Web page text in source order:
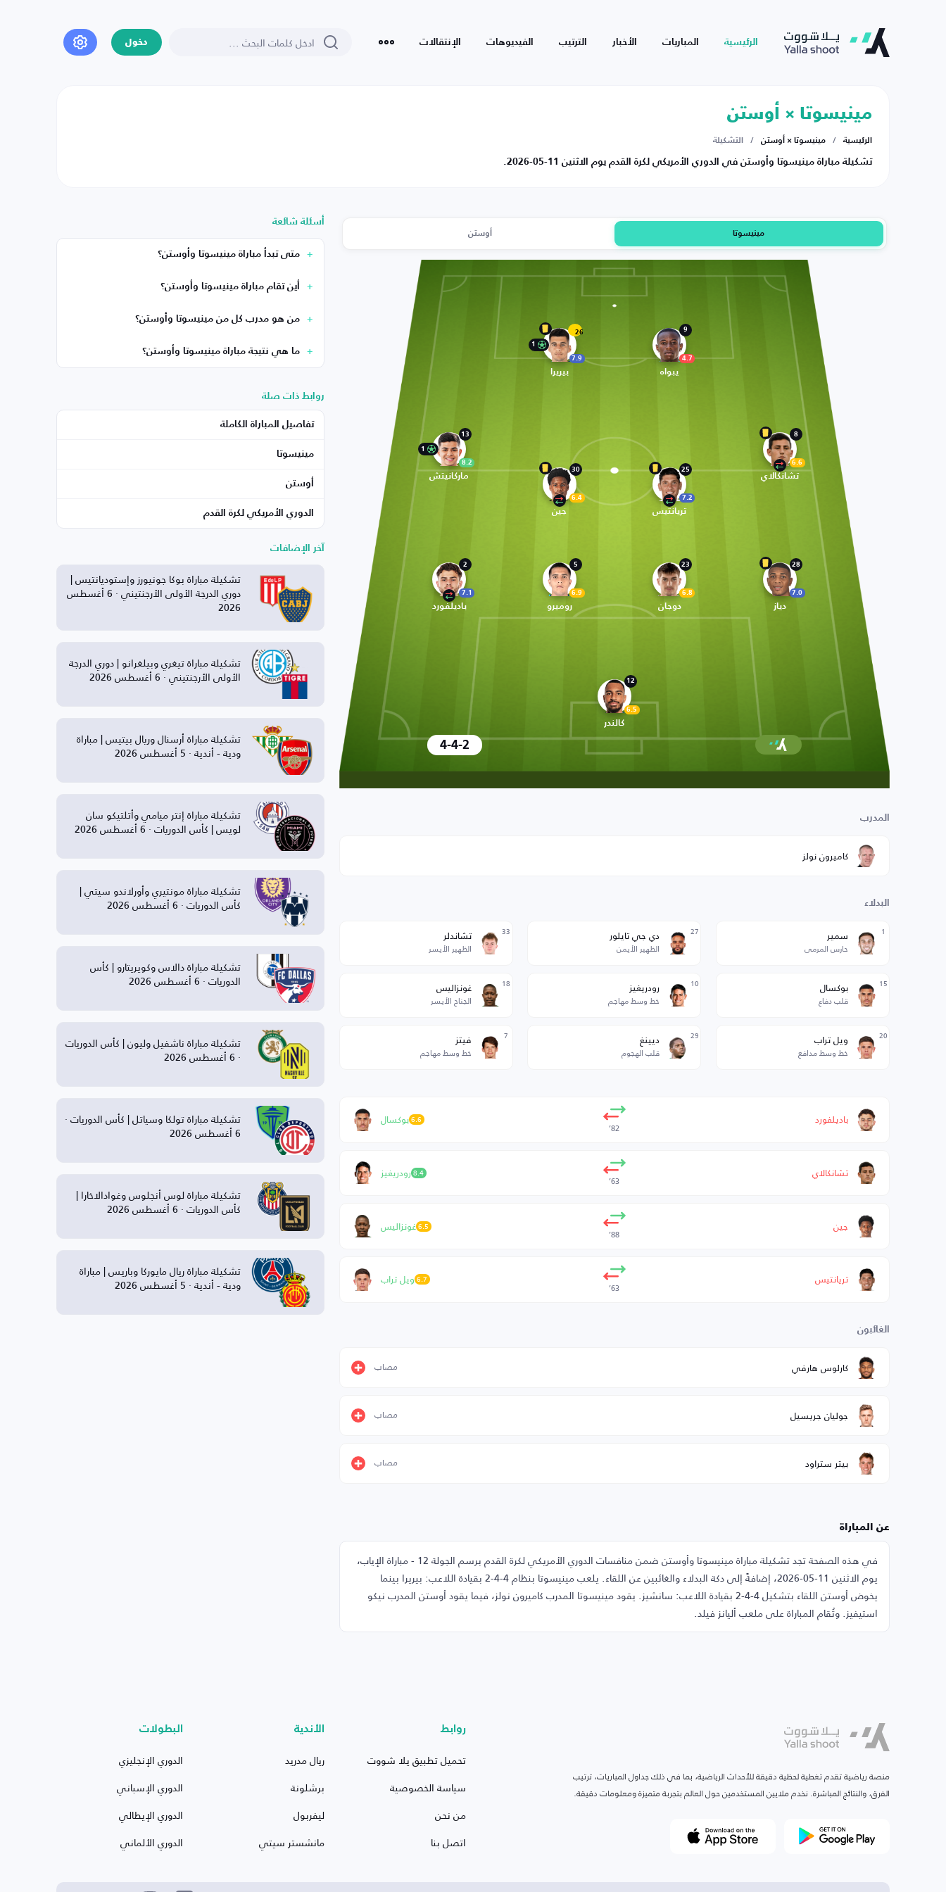
الرئيسية المباريات الأخبار الترتيب الفيديوهات الإنتقالات دخول
مينيسوتا × أوستن
الرئيسية / مينيسوتا × أوستن / التشكيلة
تشكيلة مباراة مينيسوتا وأوستن في الدوري الأمريكي لكرة القدم يوم الاثنين 11-05-2026.
مينيسوتا أوستن
26
7.9
1
بيريرا
9
4.7
يبواه
13
8.2
1
ماركانيتش
30
6.4
جين
25
7.2
تريانتيس
8
6.6
تشانكالاي
2
7.1
باديلفورد
5
6.9
روميرو
23
6.8
دوجان
28
7.0
دياز
12
6.5
كالندر
4-4-2
المدرب
كاميرون نولز
البدلاء
1 سمير
حارس المرمى
27 دي جي تايلور
الظهير الأيمن
33 تشاندلر
الظهير الأيسر
15 بوكسال
قلب دفاع
10 رودريغيز
خط وسط مهاجم
18 غونزاليس
الجناح الأيسر
20 ويل تراب
خط وسط مدافع
29 ديينغ
قلب الهجوم
7 فيتز
خط وسط مهاجم
باديلفورد 82’ بوكسال6.6
تشانكالاي 63’ رودريغيز 8.4
جين 88’ غونزاليس6.5
تريانتيس 63’ ويل تراب 6.7
الغائبون
كارلوس هارفي مصاب
جوليان جريسيل مصاب
بيتر ستراود مصاب
عن المباراة
في هذه الصفحة تجد تشكيلة مباراة مينيسوتا وأوستن ضمن منافسات الدوري الأمريكي لكرة القدم برسم الجولة 12 - مباراة الإياب،
يوم الاثنين 11-05-2026، إضافةً إلى دكة البدلاء والغائبين عن اللقاء. يلعب مينيسوتا بنظام 4-4-2 بقيادة اللاعب: بيريرا بينما
يخوض أوستن اللقاء بتشكيل 4-4-2 بقيادة اللاعب: سانشيز. يقود مينيسوتا المدرب كاميرون نولز، فيما يقود أوستن المدرب نيكو
استيفيز. وتُقام المباراة على ملعب أليانز فيلد.
أسئلة شائعة
متى تبدأ مباراة مينيسوتا وأوستن؟
أين تقام مباراة مينيسوتا وأوستن؟
من هو مدرب كل من مينيسوتا وأوستن؟
ما هي نتيجة مباراة مينيسوتا وأوستن؟
روابط ذات صلة
تفاصيل المباراة الكاملة
مينيسوتا
أوستن
الدوري الأمريكي لكرة القدم
آخر الإضافات
تشكيلة مباراة بوكا جونيورز وإستوديانتيس |
دوري الدرجة الأولى الأرجنتيني · 6 أغسطس
2026
تشكيلة مباراة تيغري وبيلغرانو | دوري الدرجة
الأولى الأرجنتيني · 6 أغسطس 2026
تشكيلة مباراة أرسنال وريال بيتيس | مباراة
ودية - أندية · 5 أغسطس 2026
تشكيلة مباراة إنتر ميامي وأتلتيكو سان
لويس | كأس الدوريات · 6 أغسطس 2026
تشكيلة مباراة مونتيري وأورلاندو سيتي |
كأس الدوريات · 6 أغسطس 2026
تشكيلة مباراة دالاس وكويريتارو | كأس
الدوريات · 6 أغسطس 2026
تشكيلة مباراة ناشفيل وليون | كأس الدوريات
· 6 أغسطس 2026
تشكيلة مباراة تولكا وسياتل | كأس الدوريات ·
6 أغسطس 2026
تشكيلة مباراة لوس أنجلوس وغوادالاخارا |
كأس الدوريات · 6 أغسطس 2026
تشكيلة مباراة ريال مايوركا وباريس | مباراة
ودية - أندية · 5 أغسطس 2026
منصة رياضية تقدم تغطية لحظية دقيقة للأحداث الرياضية، بما في ذلك جداول المباريات، ترتيب
الفرق، والنتائج المباشرة. نخدم ملايين المستخدمين حول العالم بتجربة متميزة ومعلومات دقيقة.
روابط
تحميل تطبيق يلا شووت
سياسة الخصوصية
من نحن
اتصل بنا
الأندية
ريال مدريد
برشلونة
ليفربول
مانشستر سيتي
البطولات
الدوري الإنجليزي
الدوري الإسباني
الدوري الإيطالي
الدوري الألماني